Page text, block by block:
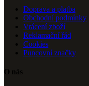
Doprava a platba
Obchodní podmínky
Vrácení zboží
Reklamační řád
Cookies
Puncovní značky
O nás